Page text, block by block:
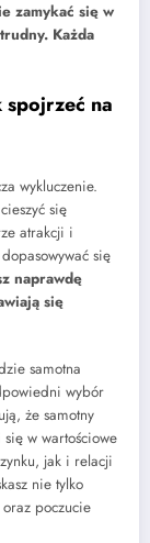
zamykać się w
Każda
spojrzeć na
wykluczenie.
się
atrakcji i
się
naprawdę
się
samotna
wybór
że samotny
w wartościowe
jak i relacji
nie tylko
poczucie